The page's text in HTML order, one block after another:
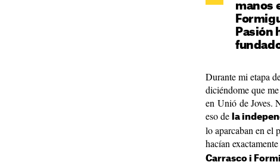
manos
Pasión
Durante mi etapa
diciéndome que
en Unió de Joves.
eso de la
lo aparcaban en el
hacían
Carrasco i